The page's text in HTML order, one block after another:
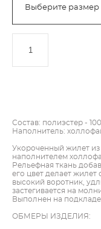
Выберите размер
Состав: полиэстер -
Наполнитель:
Укороченный жилет из
наполнителем
Рельефная ткань
его цвет делает
высокий воротник,
застегивается на
Выполнен на подкладе.
ОБМЕРЫ ИЗДЕЛИЯ: